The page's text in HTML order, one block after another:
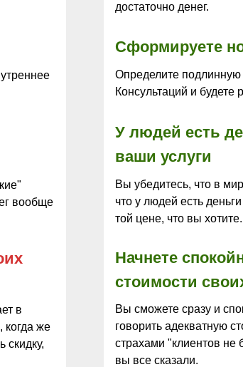
вообще
в
когда же
скидку,
достаточно денег.
Определите подлинную
Консультаций и будете
Сформируете
Вы убедитесь, что в
что у людей есть
той цене, что вы хотите.
У людей есть
ваши услуги
Вы сможете сразу и
говорить адекватную
страхами "клиентов не
вы все сказали.
Начнете
стоимости